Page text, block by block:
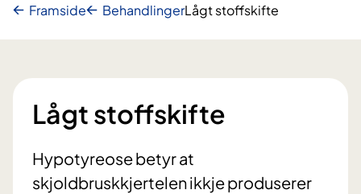
Framside BehandlingerLågt stoffskifte
Lågt stoffskifte
Hypotyreose betyr at
skjoldbruskkjertelen ikkje produserer